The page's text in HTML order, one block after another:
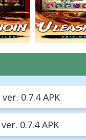
0.7.4 APK
0.7.4 APK